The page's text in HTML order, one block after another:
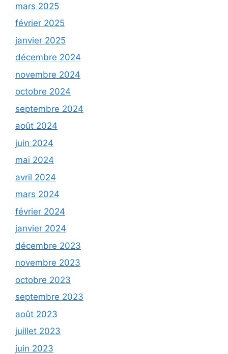
mars 2025
février 2025
janvier 2025
décembre 2024
novembre 2024
octobre 2024
septembre 2024
août 2024
juin 2024
mai 2024
avril 2024
mars 2024
février 2024
janvier 2024
décembre 2023
novembre 2023
octobre 2023
septembre 2023
août 2023
juillet 2023
juin 2023